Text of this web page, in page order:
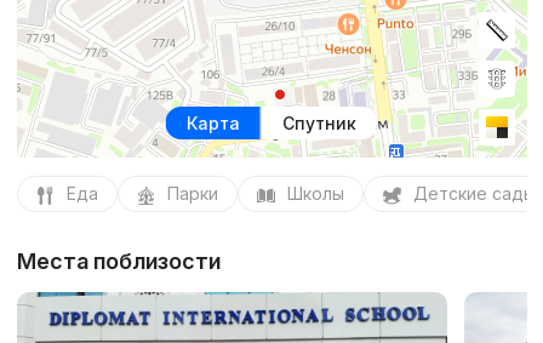
Карта Спутник
Еда Парки Школы Детские сады
Места поблизости